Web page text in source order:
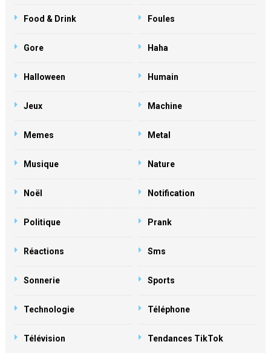
Food & Drink Foules
Gore Haha
Halloween Humain
Jeux Machine
Memes Metal
Musique Nature
Noël Notification
Politique Prank
Réactions Sms
Sonnerie Sports
Technologie Téléphone
Télévision Tendances TikTok